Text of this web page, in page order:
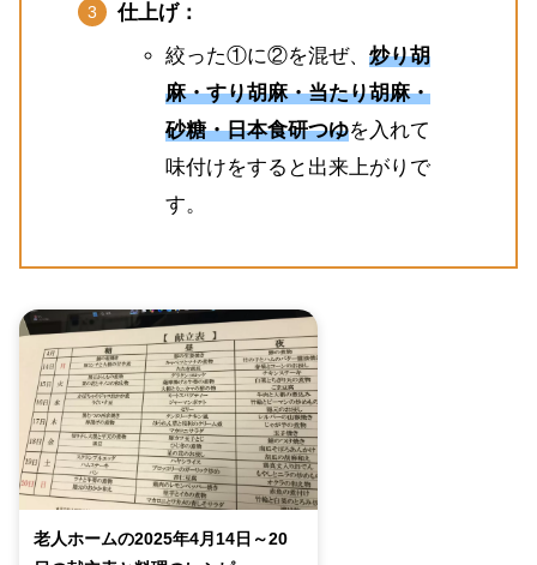
仕上げ：
絞った①に②を混ぜ、 炒り胡
麻・すり胡麻・当たり胡麻・
砂糖・日本食研つゆを入れて
味付けをすると出来上がりで
す。
老人ホームの2025年4月14日～20